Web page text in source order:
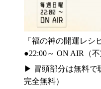
「福の神の開運レシ
●22:00～ ON AIR（不
▶ 冒頭部分は無料で
完全無料）